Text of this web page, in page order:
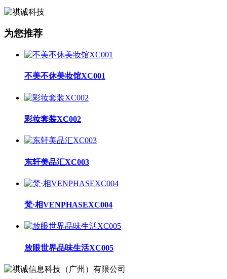
为您推荐
不美不休美妆馆XC001
彩妆套装XC002
东轩美品汇XC003
梵·相VENPHASEXC004
放眼世界品味生活XC005